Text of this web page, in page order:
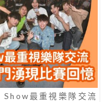
最重視樂隊交流